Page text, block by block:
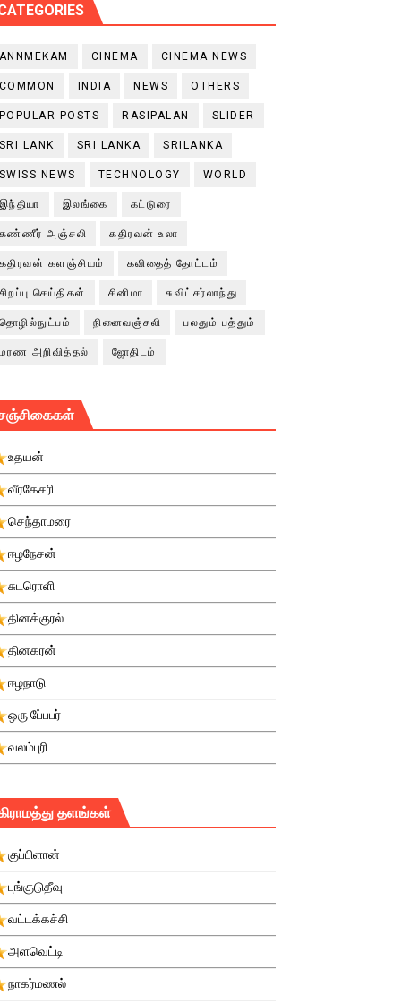
CINEMA CINEMA NEWS
INDIA NEWS OTHERS
POSTS RASIPALAN SLIDER
LANK SRI LANKA SRILANKA
NEWS TECHNOLOGY WORLD
இலங்கை கட்டுரை
அஞ்சலி கதிரவன் உலா
களஞ்சியம் கவிதைத் தோட்டம்
செய்திகள் சினிமா சுவிட்சர்லாந்து
நினைவஞ்சலி பலதும் பத்தும்
அறிவித்தல் ஜோதிடம்
உதயன்
வீரகேசரி
செந்தாமரை
ஈழநேசன்
சுடரொளி
தினக்குரல்
தினகரன்
ஈழநாடு
ஒரு பே்பபர்
வலம்புரி
தளங்கள்
குப்பிளான்
புங்குடுதீவு
வட்டக்கச்சி
அளவெட்டி
நாகர்மணல்